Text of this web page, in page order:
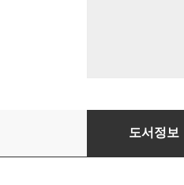
BTS on the Road
도서정보